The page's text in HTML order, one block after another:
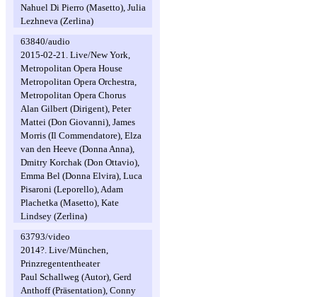
Nahuel Di Pierro (Masetto), Julia
Lezhneva (Zerlina)
63840/audio
2015-02-21. Live/New York,
Metropolitan Opera House
Metropolitan Opera Orchestra,
Metropolitan Opera Chorus
Alan Gilbert (Dirigent), Peter
Mattei (Don Giovanni), James
Morris (Il Commendatore), Elza
van den Heeve (Donna Anna),
Dmitry Korchak (Don Ottavio),
Emma Bel (Donna Elvira), Luca
Pisaroni (Leporello), Adam
Plachetka (Masetto), Kate
Lindsey (Zerlina)
63793/video
2014?. Live/München,
Prinzregententheater
Paul Schallweg (Autor), Gerd
Anthoff (Präsentation), Conny